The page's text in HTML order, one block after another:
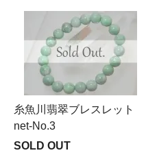
糸魚川翡翠ブレスレット
net-No.3
SOLD OUT